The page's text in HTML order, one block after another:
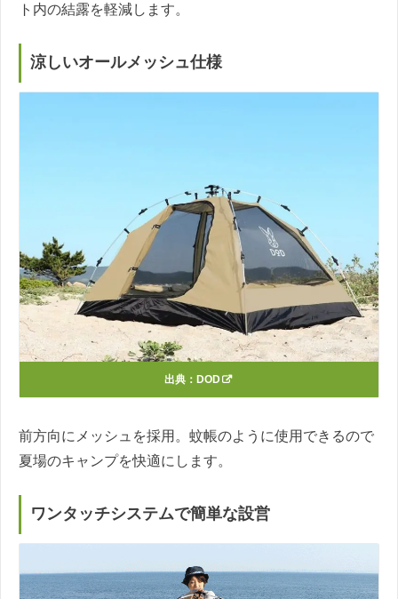
ト内の結露を軽減します。
涼しいオールメッシュ仕様
出典： DOD
前方向にメッシュを採用。蚊帳のように使用できるので
夏場のキャンプを快適にします。
ワンタッチシステムで簡単な設営